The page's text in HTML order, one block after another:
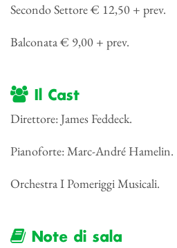
Secondo Settore € 12,50 + prev.
Balconata € 9,00 + prev.
Il Cast
Direttore: James Feddeck.
Pianoforte: Marc-André Hamelin.
Orchestra I Pomeriggi Musicali.
Note di sala